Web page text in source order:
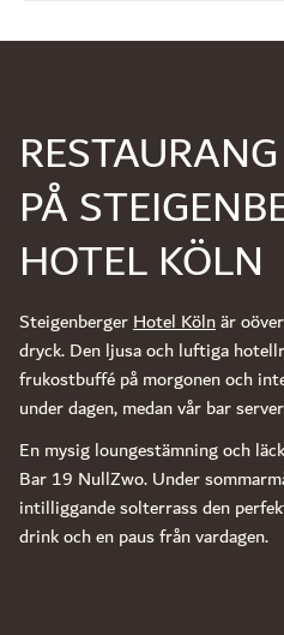
PÅ
HOTEL KÖLN
SteigenbergerHotel Kölnär
dryck. Den ljusa och luftiga
frukostbuffé på morgonen och
under dagen, medan vår bar
En mysig loungestämning och
Bar 19 NullZwo. Under
intilliggande solterrass den
drink och en paus från vardagen.